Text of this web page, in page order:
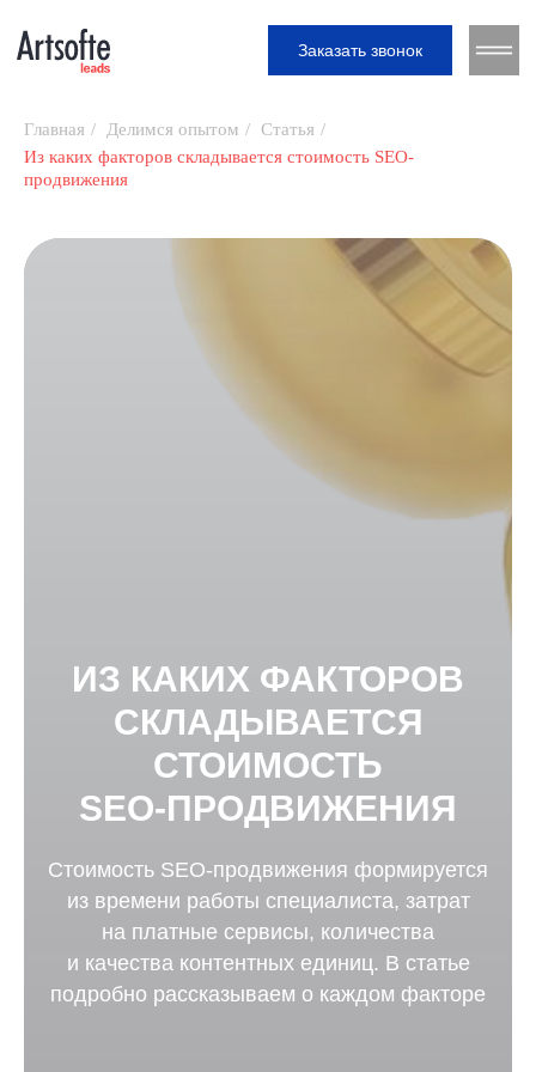
Заказать звонок
Главная / Делимся опытом / Статья /
Из каких факторов складывается стоимость SEO-
продвижения
ИЗ КАКИХ ФАКТОРОВ
СКЛАДЫВАЕТСЯ
СТОИМОСТЬ
SEO-ПРОДВИЖЕНИЯ
Стоимость SEO-продвижения формируется
из времени работы специалиста, затрат
на платные сервисы, количества
и качества контентных единиц. В статье
подробно рассказываем о каждом факторе